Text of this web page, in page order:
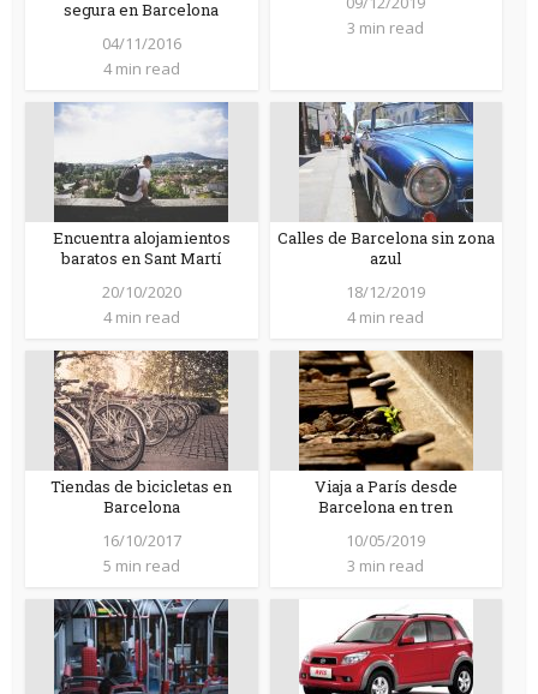
segura en Barcelona
04/11/2016
4 min read
3 min read
Encuentra alojamientos
baratos en Sant Martí
20/10/2020
4 min read
Calles de Barcelona sin zona
azul
18/12/2019
4 min read
Tiendas de bicicletas en
Barcelona
16/10/2017
5 min read
Viaja a París desde
Barcelona en tren
10/05/2019
3 min read